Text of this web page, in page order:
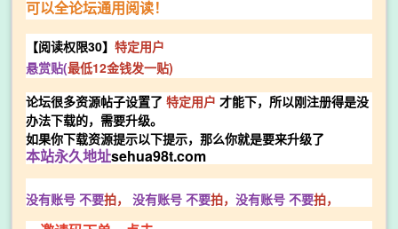
可以全论坛通用阅读！
【阅读权限30】 特定用户
悬赏贴(最低12金钱发一贴)
论坛很多资源帖子设置了 特定用户 才能下，所以刚注册得是没
办法下载的，需要升级。
如果你下载资源提示以下提示，那么你就是要来升级了
本站永久地址sehua98t.com
没有账号 不要拍， 没有账号 不要拍， 没有账号 不要拍，